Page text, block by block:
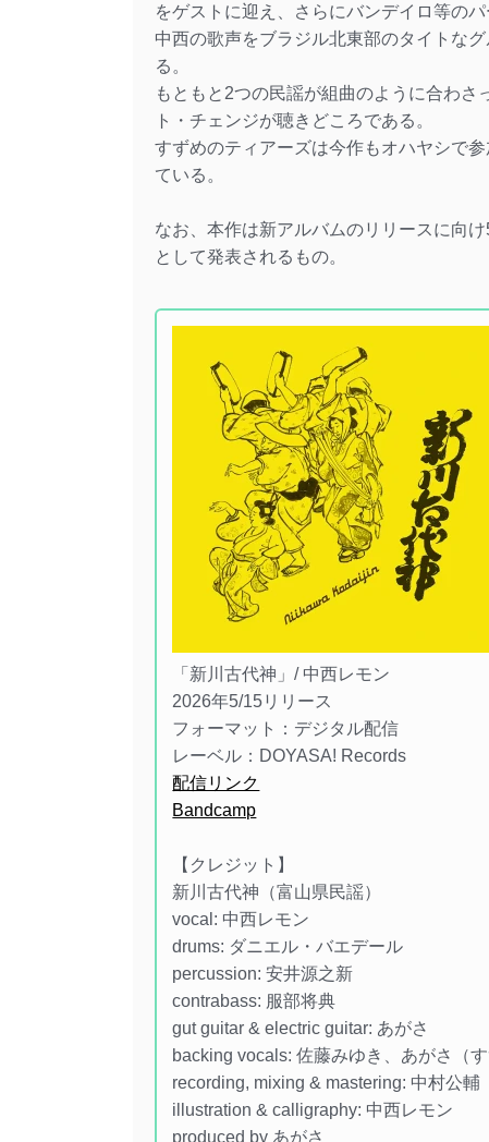
をゲストに迎え、さらにバンデイロ等の
中西の歌声をブラジル北東部のタイトな
る。
もともと2つの民謡が組曲のように合わ
ト・チェンジが聴きどころである。
すずめのティアーズは今作もオハヤシで
ている。
なお、本作は新アルバムのリリースに向
として発表されるもの。
「新川古代神」/ 中西レモン
2026年5/15リリース
フォーマット：デジタル配信
レーベル：DOYASA! Records
配信リンク
Bandcamp
【クレジット】
新川古代神（富山県民謡）
vocal: 中西レモン
drums: ダニエル・バエデール
percussion: 安井源之新
contrabass: 服部将典
gut guitar & electric guitar: あがさ
backing vocals: 佐藤みゆき、あがさ（
recording, mixing & mastering: 中村公輔
illustration & calligraphy: 中西レモン
produced by あがさ